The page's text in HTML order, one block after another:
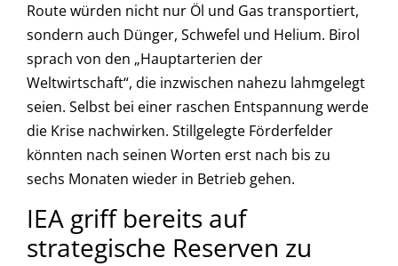
Route würden nicht nur Öl und Gas transportiert,
sondern auch Dünger, Schwefel und Helium. Birol
sprach von den „Hauptarterien der
Weltwirtschaft“, die inzwischen nahezu lahmgelegt
seien. Selbst bei einer raschen Entspannung werde
die Krise nachwirken. Stillgelegte Förderfelder
könnten nach seinen Worten erst nach bis zu
sechs Monaten wieder in Betrieb gehen.
IEA griff bereits auf
strategische Reserven zu